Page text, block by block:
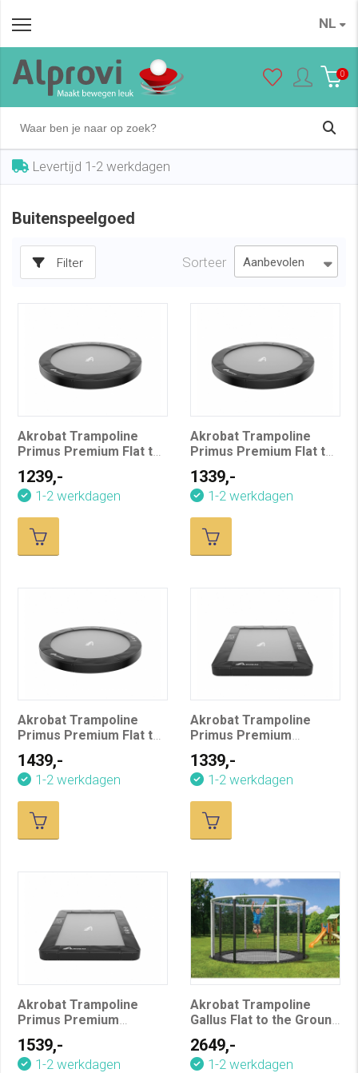
NL
0
Levertijd 1-2 werkdagen
Buitenspeelgoed
Filter Sorteer
Akrobat Trampoline
Primus Premium Flat to
1239,-
1-2 werkdagen
Akrobat Trampoline
Primus Premium Flat to
1339,-
1-2 werkdagen
Akrobat Trampoline
Primus Premium Flat to
the Ground 430 cm
1439,-
1-2 werkdagen
Akrobat Trampoline
Primus Premium
Flatground 335 x 244 cm
1339,-
1-2 werkdagen
Akrobat Trampoline
Primus Premium
1539,-
1-2 werkdagen
Akrobat Trampoline
Gallus Flat to the Ground
2649,-
1-2 werkdagen